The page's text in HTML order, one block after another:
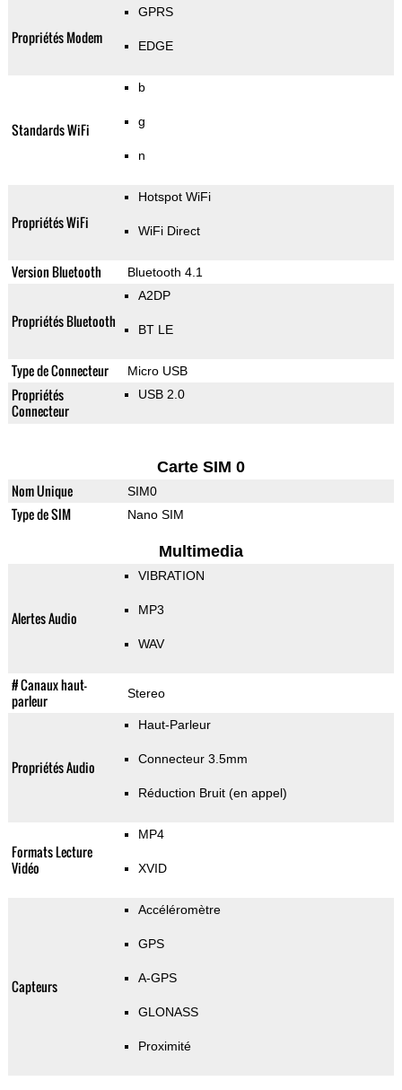
Propriétés Modem
GPRS
EDGE
Standards WiFi
b
g
n
Propriétés WiFi
Hotspot WiFi
WiFi Direct
Version Bluetooth Bluetooth 4.1
Propriétés Bluetooth
A2DP
BT LE
Type de Connecteur Micro USB
Propriétés
Connecteur
USB 2.0
Carte SIM 0
Nom Unique SIM0
Type de SIM Nano SIM
Multimedia
Alertes Audio
VIBRATION
MP3
WAV
# Canaux haut-
parleur
Stereo
Propriétés Audio
Haut-Parleur
Connecteur 3.5mm
Réduction Bruit (en appel)
Formats Lecture
Vidéo
MP4
XVID
Capteurs
Accéléromètre
GPS
A-GPS
GLONASS
Proximité